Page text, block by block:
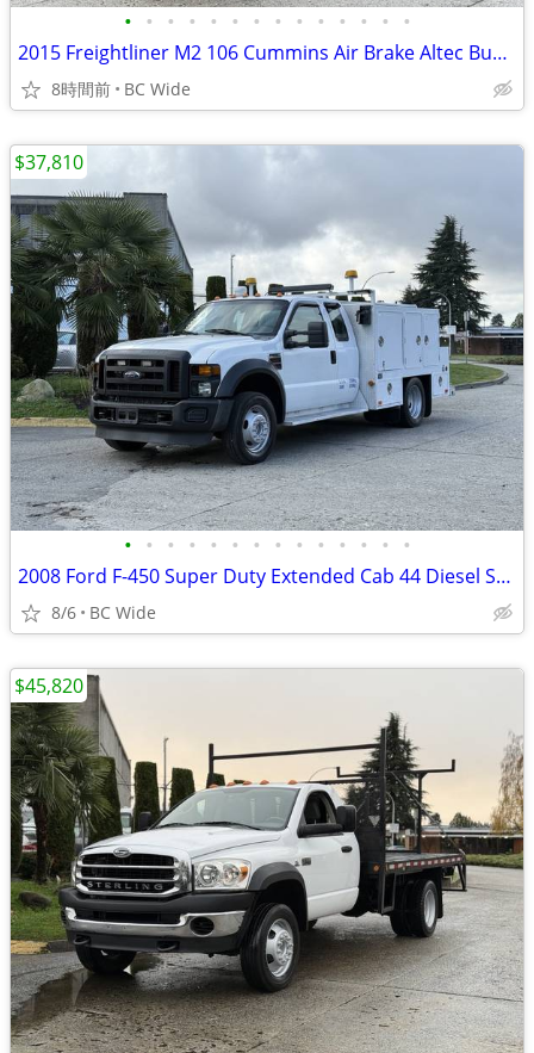
• • • • • • • • • • • • • •
2015 Freightliner M2 106 Cummins Air Brake Altec Bucket Truck with 10
8時間前 BC Wide
• • • • • • • • • • • • • •
2008 Ford F-450 Super Duty Extended Cab 44 Diesel Service Truck
8/6 BC Wide
$37,810
$45,820